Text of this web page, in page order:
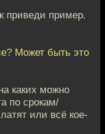
приведи пример.
Может быть это
каких можно
по срокам/
или всё кое-